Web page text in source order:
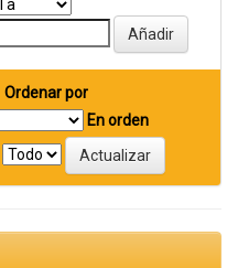
Ordenar por
En orden